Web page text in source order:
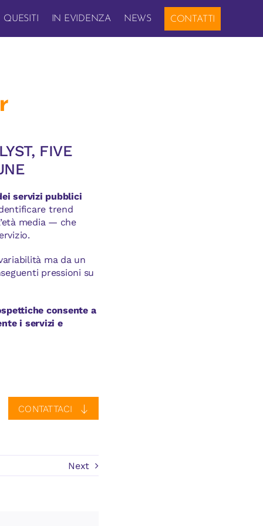
QUESITI IN EVIDENZA NEWS CONTATTI
FIVE
servizi pubblici
trend
media — che
ma da un
pressioni su
consente a
i servizi e
CONTATTACI
Next